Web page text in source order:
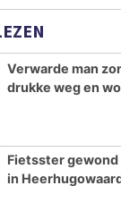
Verwarde man
drukke weg en
Fietsster
in